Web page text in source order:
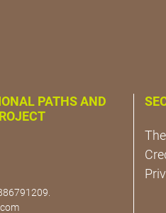
PATHS AND